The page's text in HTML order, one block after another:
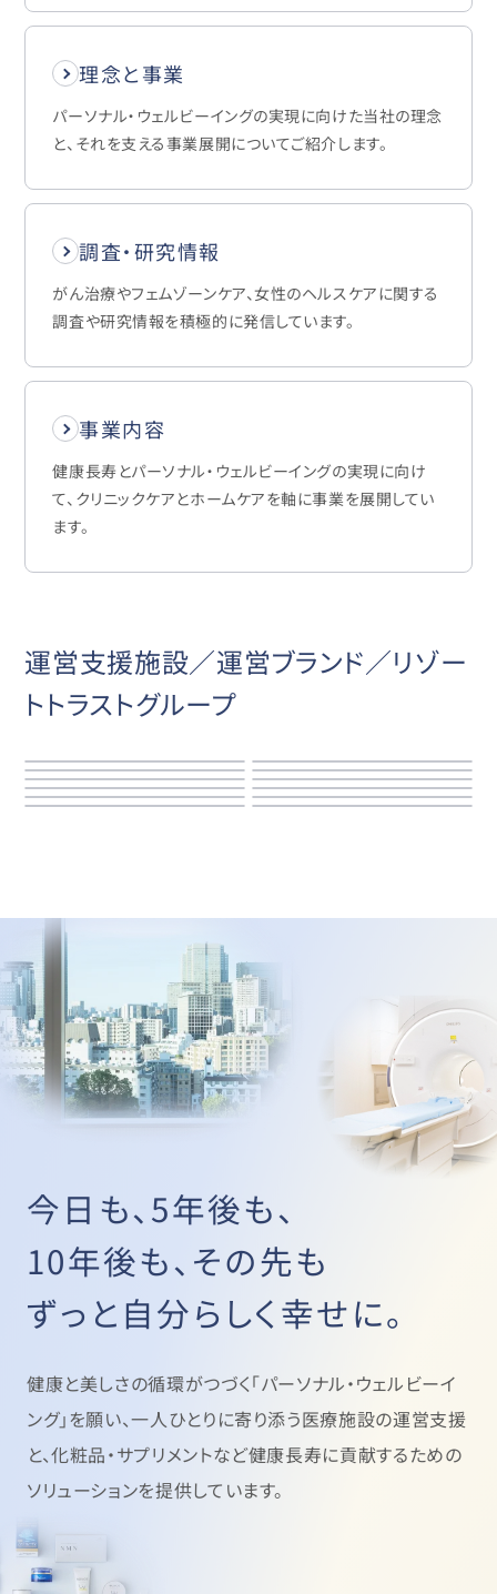
理念と事業
パーソナル・ウェルビーイングの実現に向けた当社の理念
と、それを支える事業展開についてご紹介します。
調査・研究情報
がん治療やフェムゾーンケア、女性のヘルスケアに関する
調査や研究情報を積極的に発信しています。
事業内容
健康長寿とパーソナル・ウェルビーイングの実現に向け
て、クリニックケアとホームケアを軸に事業を展開してい
ます。
運営支援施設／運営ブランド／リゾー
トトラストグループ
今日も、5年後も、
10年後も、その先も
ずっと自分らしく幸せに。
健康と美しさの循環がつづく「パーソナル・ウェルビーイ
ング」を願い、一人ひとりに寄り添う医療施設の運営支援
と、化粧品・サプリメントなど健康長寿に貢献するための
ソリューションを提供しています。